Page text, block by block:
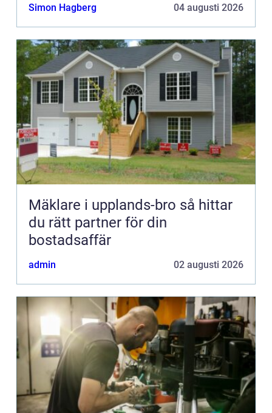
Simon Hagberg 04 augusti 2026
Mäklare i upplands-bro så hittar
du rätt partner för din
bostadsaffär
admin 02 augusti 2026